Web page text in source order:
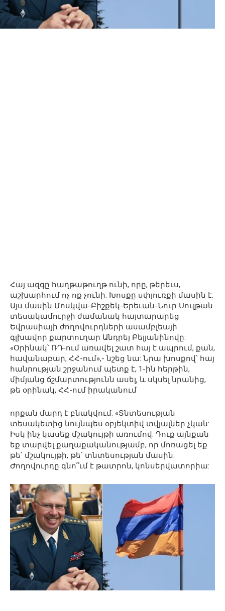
Հայ ազգը հաղթաթուղթ ունի, որը, թերեւս,
աշխարհում ոչ ոք չունի: Խոսքը սփյուռքի մասին է:
Այս մասին Մոսկվա-Բիշքեկ-Երեւան-Նուր Սուլթան
տեսակամուրջի ժամանակ հայտարարեց
Եվրասիայի ժողովուրդների ասամբլեայի
գլխավոր քարտուղար Անդրեյ Բելյանինովը:
«Օրինակ՝ ՌԴ-ում առավել շատ հայ է ապրում, քան,
հավանաբար, ՀՀ-ում»,- նշեց նա: Նրա խոսքով՝ հայ
հանրության շրջանում պետք է, 1-ին հերթին,
միմյանց ճշմարտությունն ասել, և սկսել նրանից,
թե օրինակ, ՀՀ-ում իրականում
որքան մարդ է բնակվում: «Տնտեսության
տեսակետից նույնպես օբյեկտիվ տվյալներ չկան:
Իսկ ինչ կասեք մշակույթի առումով: Դուք այնքան
եք տարվել քաղաքականությամբ, որ մոռացել եք
թե՛ մշակույթի, թե՛ տնտեսության մասին:
Ժողովուրդը գնո՞ւմ է թատրոն, կոնսերվատորիա: